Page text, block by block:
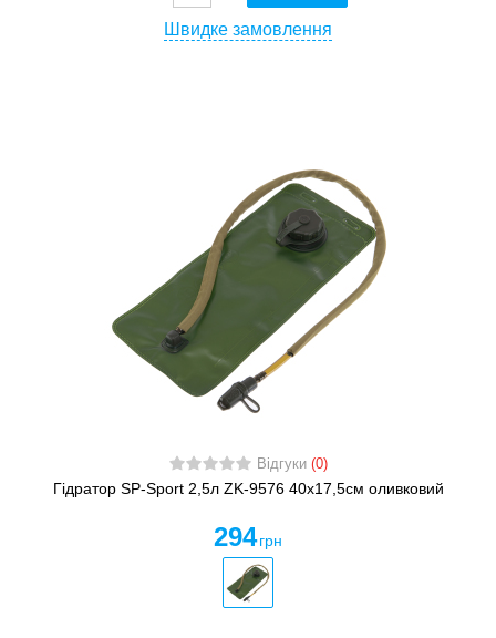
Швидке замовлення
Відгуки (0)
Гідратор SP-Sport 2,5л ZK-9576 40x17,5см оливковий
294 грн